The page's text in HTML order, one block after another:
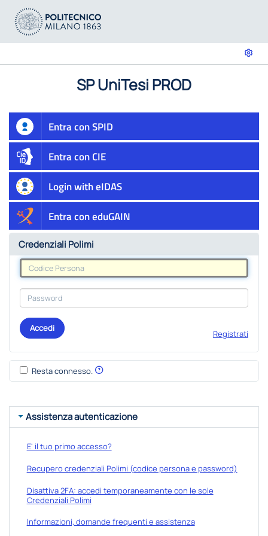
SP UniTesi PROD
Entra con SPID
Entra con CIE
Login with eIDAS
Entra con eduGAIN
Credenziali Polimi
Accedi
Registrati
Resta connesso.
Assistenza autenticazione
E' il tuo primo accesso?
Recupero credenziali Polimi (codice persona e password)
Disattiva 2FA: accedi temporaneamente con le sole
Credenziali Polimi
Informazioni, domande frequenti e assistenza